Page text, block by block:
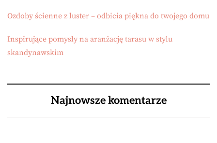
Ozdoby ścienne z luster – odbicia piękna do twojego domu
Inspirujące pomysły na aranżację tarasu w stylu
skandynawskim
Najnowsze komentarze